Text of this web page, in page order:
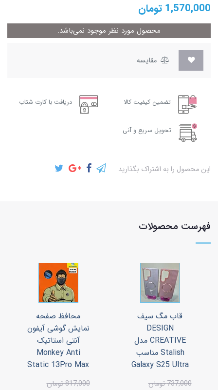
1,570,000 تومان
محصول مورد نظر موجود نمی‌باشد.
مقایسه
تضمین کیفیت کالا دریافت با کارت شتاب
تحویل سریع و آنی
این محصول را به اشتراک بگذارید
فهرست محصولات
قاب مگ سیف
DESIGN
CREATIVE مدل
Stalish مناسب
Galaxy S25 Ultra
737,000 تومان
محافظ صفحه
نمایش گوشی آیفون
آنتی استاتیک
Monkey Anti
Static 13Pro Max
817,000 تومان